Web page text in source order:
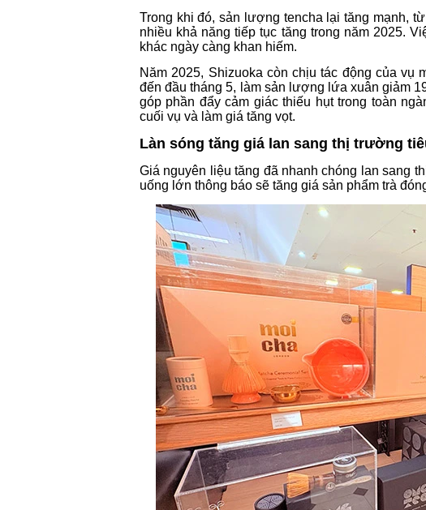
Trong khi đó, sản lượng tencha lại tăng mạnh,
nhiều khả năng tiếp tục tăng trong năm 2025.
khác ngày càng khan hiếm.
Năm 2025, Shizuoka còn chịu tác động của
đến đầu tháng 5, làm sản lượng lứa xuân giảm
góp phần đẩy cảm giác thiếu hụt trong toàn
cuối vụ và làm giá tăng vọt.
Làn sóng tăng giá lan sang thị trường
Giá nguyên liệu tăng đã nhanh chóng lan sang
uống lớn thông báo sẽ tăng giá sản phẩm trà